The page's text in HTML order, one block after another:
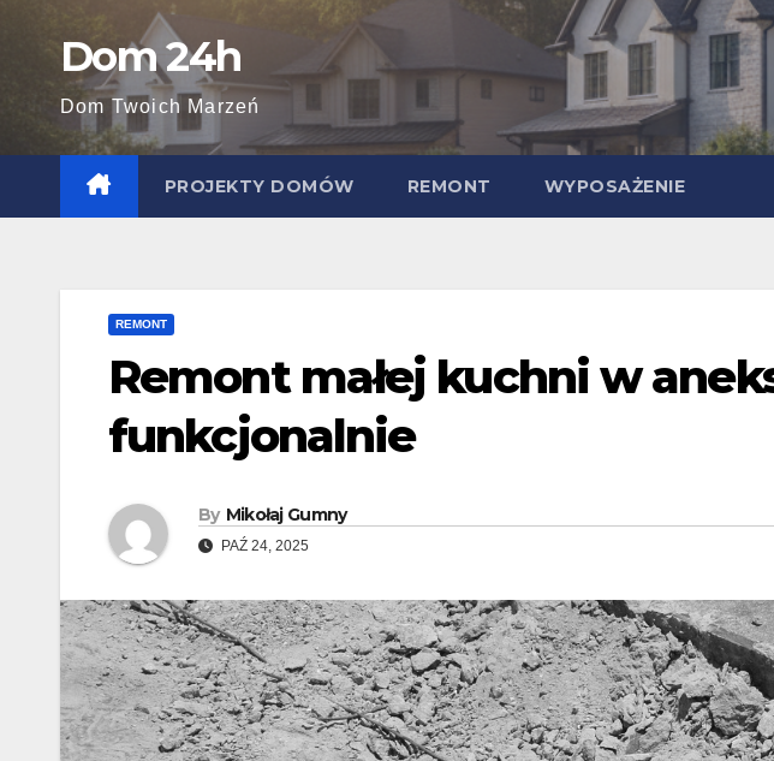
Dom 24h
Dom Twoich Marzeń
PROJEKTY DOMÓW REMONT WYPOSAŻENIE
REMONT
Remont małej kuchni w
funkcjonalnie
By Mikołaj Gumny
PAŹ 24, 2025